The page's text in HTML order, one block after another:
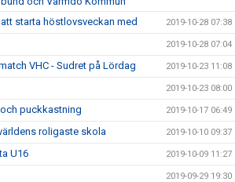
starta höstlovsveckan med 2019-10-28 07:38
2019-10-28 07:04
VHC - Sudret på Lördag 2019-10-23 11:08
2019-10-23 08:00
och puckkastning 2019-10-17 06:49
roligaste skola 2019-10-10 09:37
U16 2019-10-09 11:27
2019-09-29 19:30